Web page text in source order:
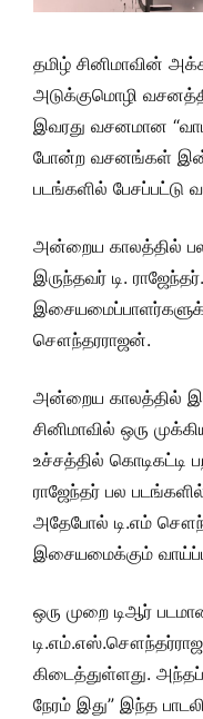
தமிழ் சினிமாவின்
அடுக்குமொழி
இவரது வசனமான
போன்ற வசனங்கள்
படங்களில் பேசப்பட்டு
அன்றைய காலத்தில் பல
இருந்தவர் டி.
சௌந்தரராஜன்.
அன்றைய காலத்தில்
சினிமாவில் ஒரு
உச்சத்தில் கொடிகட்டி
ராஜேந்தர் பல
அதேபோல் டி.எம்
இசையமைக்கும்
ஒரு முறை டிஆர்
கிடைத்துள்ளது.
நேரம் இது” இந்த